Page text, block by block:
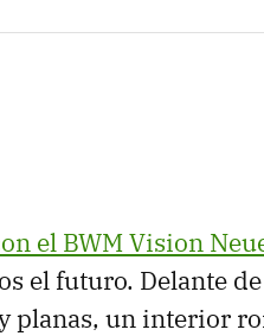
el BWM Vision
el futuro. Delante
planas, un interior